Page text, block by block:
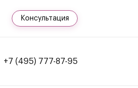
Консультация
+7 (495) 777-87-95